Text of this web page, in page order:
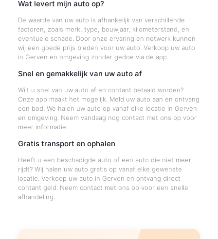
Wat levert mijn auto op?
De waarde van uw auto is afhankelijk van verschillende
factoren, zoals merk, type, bouwjaar, kilometerstand, en
eventuele schade. Door onze ervaring en netwerk kunnen
wij een goede prijs bieden voor uw auto. Verkoop uw auto
in Gerven en omgeving zonder gedoe via de app.
Snel en gemakkelijk van uw auto af
Wilt u snel van uw auto af en contant betaald worden?
Onze app maakt het mogelijk. Meld uw auto aan en ontvang
een bod. We halen uw auto op vanaf elke locatie in Gerven
en omgeving. Neem vandaag nog contact met ons op voor
meer informatie.
Gratis transport en ophalen
Heeft u een beschadigde auto of een auto die niet meer
rijdt? Wij halen uw auto gratis op vanaf elke gewenste
locatie. Verkoop uw auto in Gerven en ontvang direct
contant geld. Neem contact met ons op voor een snelle
afhandeling.